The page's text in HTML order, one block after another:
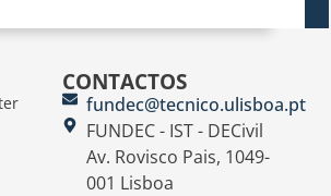
CONTACTOS
fundec@tecnico.ulisboa.pt
FUNDEC - IST - DECivil
Av. Rovisco Pais, 1049-
001 Lisboa